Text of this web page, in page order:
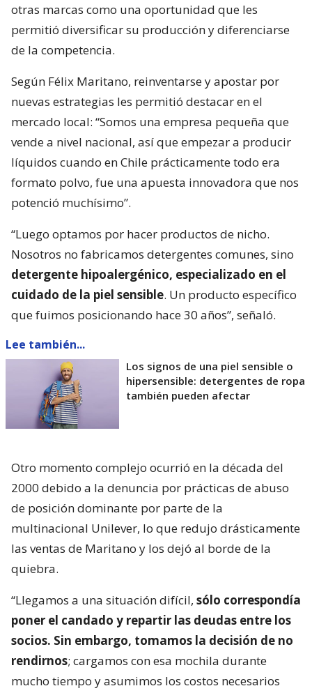
otras marcas como una oportunidad que les
permitió diversificar su producción y diferenciarse
de la competencia.
Según Félix Maritano, reinventarse y apostar por
nuevas estrategias les permitió destacar en el
mercado local: “Somos una empresa pequeña que
vende a nivel nacional, así que empezar a producir
líquidos cuando en Chile prácticamente todo era
formato polvo, fue una apuesta innovadora que nos
potenció muchísimo”.
“Luego optamos por hacer productos de nicho.
Nosotros no fabricamos detergentes comunes, sino
detergente hipoalergénico, especializado en el
cuidado de la piel sensible. Un producto específico
que fuimos posicionando hace 30 años”, señaló.
Lee también...
Los signos de una piel sensible o
hipersensible: detergentes de ropa
también pueden afectar
Otro momento complejo ocurrió en la década del
2000 debido a la denuncia por prácticas de abuso
de posición dominante por parte de la
multinacional Unilever, lo que redujo drásticamente
las ventas de Maritano y los dejó al borde de la
quiebra.
“Llegamos a una situación difícil, sólo correspondía
poner el candado y repartir las deudas entre los
socios. Sin embargo, tomamos la decisión de no
rendirnos; cargamos con esa mochila durante
mucho tiempo y asumimos los costos necesarios